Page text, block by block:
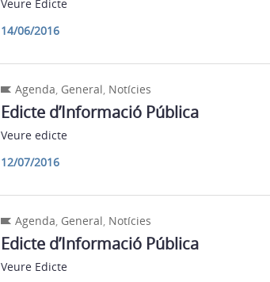
Veure Edicte
14/06/2016
Agenda, General, Notícies
Edicte d’Informació Pública
Veure edicte
12/07/2016
Agenda, General, Notícies
Edicte d’Informació Pública
Veure Edicte